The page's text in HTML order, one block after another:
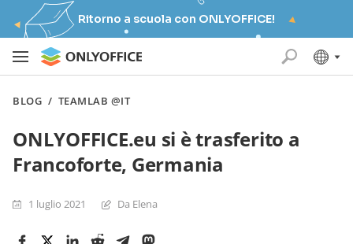
Ritorno a scuola con ONLYOFFICE!
BLOG / TEAMLAB @IT
ONLYOFFICE.eu si è trasferito a
Francoforte, Germania
1 luglio 2021 Da Elena